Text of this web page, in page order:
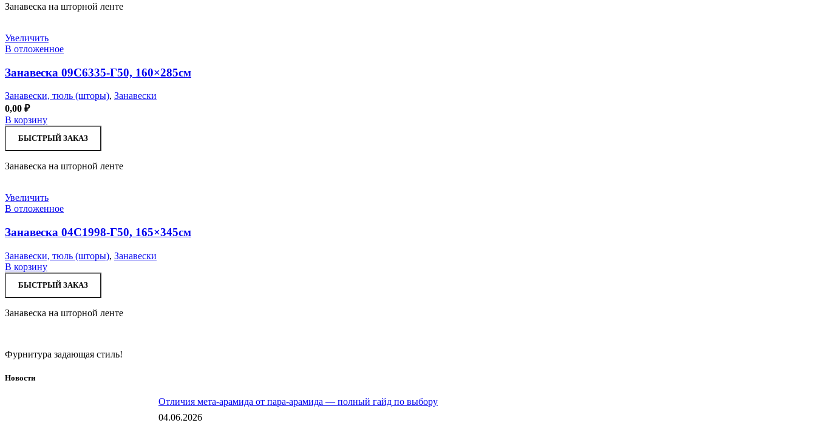
Занавеска на шторной ленте
Увеличить
В отложенное
Занавеска 09С6335-Г50, 160×285см
Занавески, тюль (шторы), Занавески
0,00 ₽
В корзину
БЫСТРЫЙ ЗАКАЗ
Занавеска на шторной ленте
Увеличить
В отложенное
Занавеска 04С1998-Г50, 165×345см
Занавески, тюль (шторы), Занавески
В корзину
БЫСТРЫЙ ЗАКАЗ
Занавеска на шторной ленте
Фурнитура задающая стиль!
Новости
Отличия мета-арамида от пара-арамида — полный гайд по выбору
04.06.2026